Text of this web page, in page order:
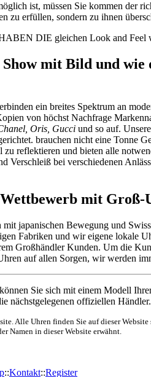
ist, müssen Sie kommen der
zu erfüllen, sondern zu ihnen
DIE gleichen Look and Feel
mit Bild und
ein breites Spektrum an
von höchst Nachfrage
Oris, Gucci und so auf. Unsere
brauchen nicht eine Tonne
reflektieren und bieten alle
Verschleiß bei verschiedenen
mit Groß-
japanischen Bewegung und
Fabriken und wir eigene lokale
Großhändler Kunden. Um die
auf allen Sorgen, wir werden
Sie sich mit einem Modell
nächstgelegenen offiziellen Händler.
Alle Uhren finden Sie auf dieser
Namen in dieser Website erwähnt.
::Kontakt::Register